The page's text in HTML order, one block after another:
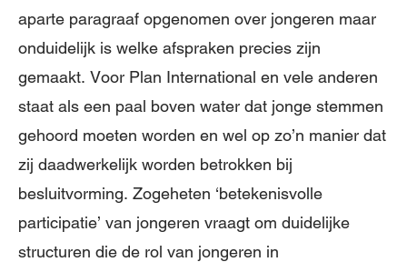
aparte paragraaf opgenomen over jongeren maar
onduidelijk is welke afspraken precies zijn
gemaakt. Voor Plan International en vele anderen
staat als een paal boven water dat jonge stemmen
gehoord moeten worden en wel op zo’n manier dat
zij daadwerkelijk worden betrokken bij
besluitvorming. Zogeheten ‘betekenisvolle
participatie’ van jongeren vraagt om duidelijke
structuren die de rol van jongeren in